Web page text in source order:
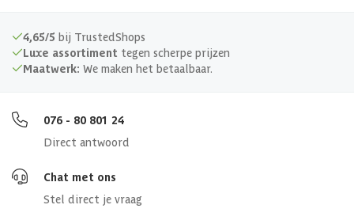
4,65/5 bij TrustedShops
Luxe assortiment tegen scherpe prijzen
Maatwerk: We maken het betaalbaar.
076 - 80 801 24
Direct antwoord
Chat met ons
Stel direct je vraag